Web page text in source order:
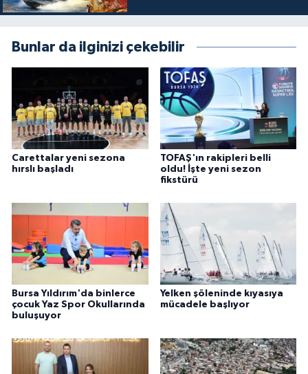
Bunlar da ilginizi çekebilir
Carettalar yeni sezona
hırslı başladı
TOFAŞ'ın rakipleri belli
oldu! İşte yeni sezon
fikstürü
Bursa Yıldırım'da binlerce
çocuk Yaz Spor Okullarında
buluşuyor
Yelken şöleninde kıyasıya
mücadele başlıyor